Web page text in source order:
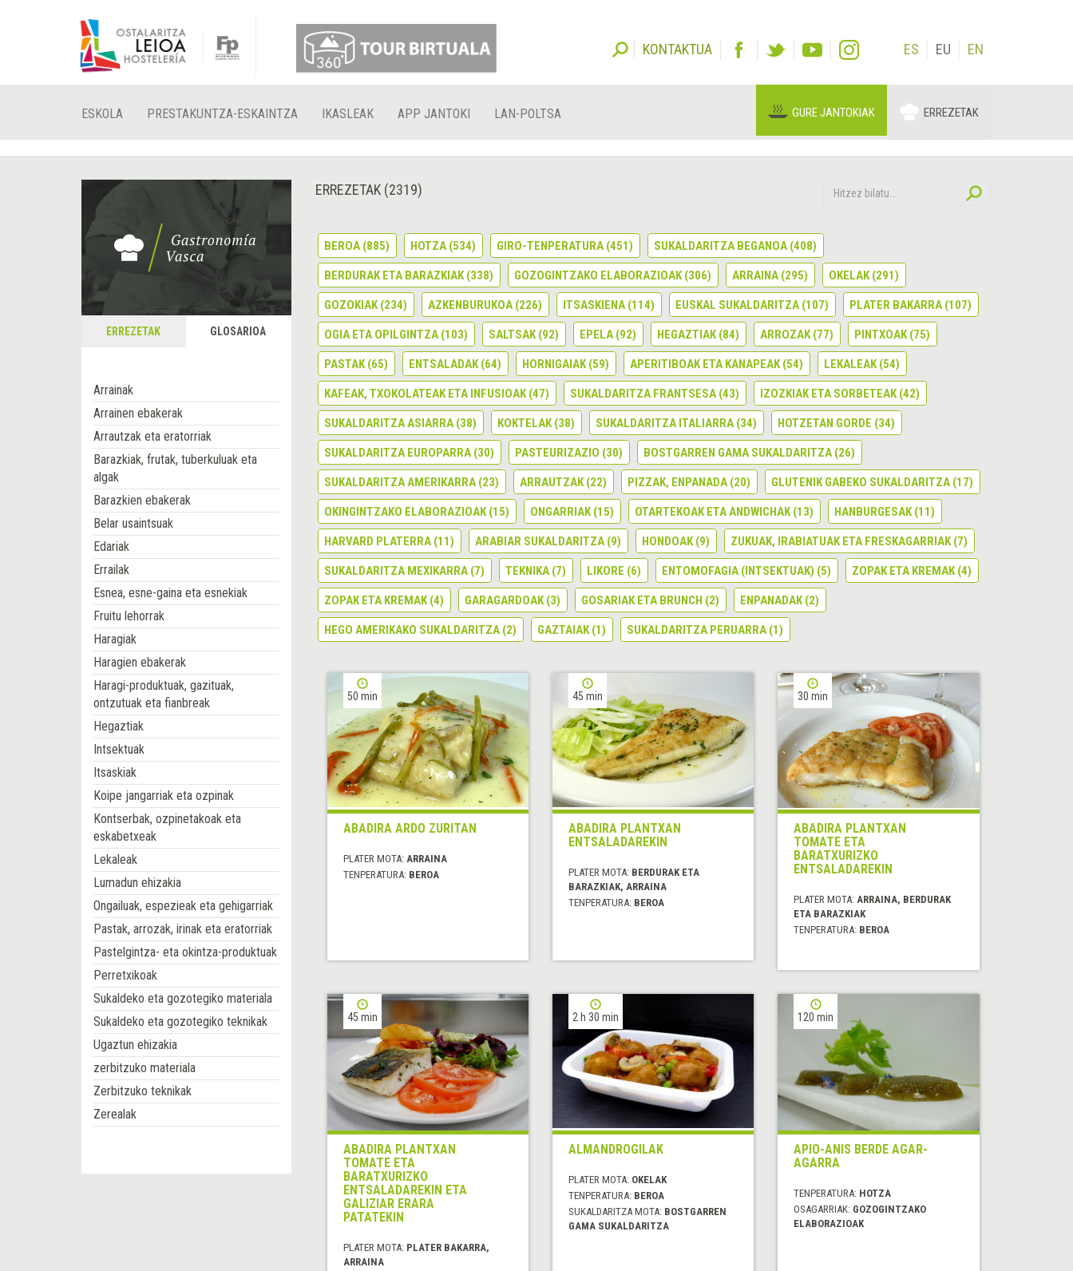
KONTAKTUA ES EU EN
ESKOLA PRESTAKUNTZA-ESKAINTZA IKASLEAK APP JANTOKI LAN-POLTSA GURE JANTOKIAK ERREZETAK
ERREZETAK GLOSARIOA
Arrainak
Arrainen ebakerak
Arrautzak eta eratorriak
Barazkiak, frutak, tuberkuluak eta
algak
Barazkien ebakerak
Belar usaintsuak
Edariak
Errailak
Esnea, esne-gaina eta esnekiak
Fruitu lehorrak
Haragiak
Haragien ebakerak
Haragi-produktuak, gazituak,
ontzutuak eta fianbreak
Hegaztiak
Intsektuak
Itsaskiak
Koipe jangarriak eta ozpinak
Kontserbak, ozpinetakoak eta
eskabetxeak
Lekaleak
Lumadun ehizakia
Ongailuak, espezieak eta gehigarriak
Pastak, arrozak, irinak eta eratorriak
Pastelgintza- eta okintza-produktuak
Perretxikoak
Sukaldeko eta gozotegiko materiala
Sukaldeko eta gozotegiko teknikak
Ugaztun ehizakia
zerbitzuko materiala
Zerbitzuko teknikak
Zerealak
ERREZETAK (2319)
BEROA (885) HOTZA (534) GIRO-TENPERATURA (451) SUKALDARITZA BEGANOA (408)
BERDURAK ETA BARAZKIAK(338) GOZOGINTZAKO ELABORAZIOAK(306) ARRAINA (295) OKELAK(291)
GOZOKIAK(234) AZKENBURUKOA (226) ITSASKIENA (114) EUSKAL SUKALDARITZA (107) PLATER BAKARRA (107)
OGIA ETA OPILGINTZA (103) SALTSAK(92) EPELA (92) HEGAZTIAK(84) ARROZAK(77) PINTXOAK(75)
PASTAK(65) ENTSALADAK(64) HORNIGAIAK(59) APERITIBOAK ETA KANAPEAK(54) LEKALEAK(54)
KAFEAK, TXOKOLATEAK ETA INFUSIOAK(47) SUKALDARITZA FRANTSESA (43) IZOZKIAK ETA SORBETEAK(42)
SUKALDARITZA ASIARRA (38) KOKTELAK(38) SUKALDARITZA ITALIARRA (34) HOTZETAN GORDE (34)
SUKALDARITZA EUROPARRA (30) PASTEURIZAZIO (30) BOSTGARREN GAMA SUKALDARITZA (26)
SUKALDARITZA AMERIKARRA (23) ARRAUTZAK(22) PIZZAK, ENPANADA (20) GLUTENIK GABEKO SUKALDARITZA (17)
OKINGINTZAKO ELABORAZIOAK(15) ONGARRIAK(15) OTARTEKOAK ETA ANDWICHAK(13) HANBURGESAK(11)
HARVARD PLATERRA (11) ARABIAR SUKALDARITZA (9) HONDOAK(9) ZUKUAK, IRABIATUAK ETA FRESKAGARRIAK(7)
SUKALDARITZA MEXIKARRA (7) TEKNIKA (7) LIKORE (6) ENTOMOFAGIA (INTSEKTUAK) (5) ZOPAK ETA KREMAK(4)
ZOPAK ETA KREMAK(4) GARAGARDOAK(3) GOSARIAK ETA BRUNCH (2) ENPANADAK(2)
HEGO AMERIKAKO SUKALDARITZA (2) GAZTAIAK(1) SUKALDARITZA PERUARRA (1)
50 min
ABADIRA ARDO ZURITAN
PLATER MOTA: ARRAINA
TENPERATURA: BEROA
45 min
ABADIRA PLANTXAN
ENTSALADAREKIN
PLATER MOTA: BERDURAK ETA
BARAZKIAK, ARRAINA
TENPERATURA: BEROA
30 min
ABADIRA PLANTXAN
TOMATE ETA
BARATXURIZKO
ENTSALADAREKIN
PLATER MOTA:ARRAINA, BERDURAK
ETA BARAZKIAK
TENPERATURA: BEROA
45 min
ABADIRA PLANTXAN
TOMATE ETA
BARATXURIZKO
ENTSALADAREKIN ETA
GALIZIAR ERARA
PATATEKIN
PLATER MOTA: PLATER BAKARRA,
ARRAINA
2 h 30 min
ALMANDROGILAK
PLATER MOTA: OKELAK
TENPERATURA: BEROA
SUKALDARITZA MOTA: BOSTGARREN
GAMA SUKALDARITZA
120 min
APIO-ANIS BERDE AGAR-
AGARRA
TENPERATURA: HOTZA
OSAGARRIAK: GOZOGINTZAKO
ELABORAZIOAK